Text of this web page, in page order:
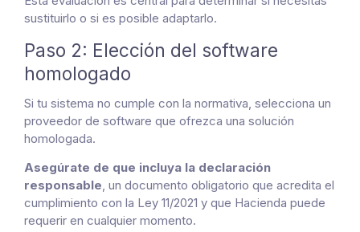
sustituirlo o si es posible adaptarlo.
Paso 2: Elección del software
homologado
Si tu sistema no cumple con la normativa, selecciona un
proveedor de software que ofrezca una solución
homologada.
Asegúrate de que incluya la declaración
responsable , un documento obligatorio que acredita el
cumplimiento con la Ley 11/2021 y que Hacienda puede
requerir en cualquier momento.